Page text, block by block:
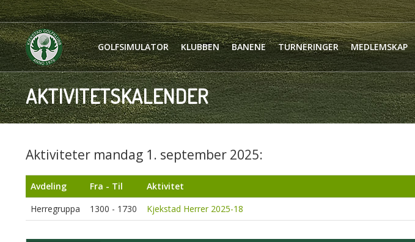
AKTIVITETSKALENDER
GOLFSIMULATOR KLUBBEN BANENE TURNERINGER MEDLEMSKAP
Aktiviteter mandag 1. september 2025:
Avdeling Fra - Til
Aktivitet
Herregruppa
1300 - 1730 Kjekstad Herrer 2025-18